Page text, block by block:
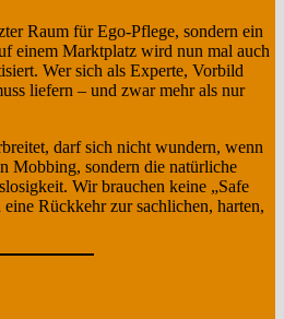
Raum für Ego-Pflege, sondern ein
einem Marktplatz wird nun mal auch
Wer sich als Experte, Vorbild
liefern – und zwar mehr als nur
darf sich nicht wundern, wenn
Mobbing, sondern die natürliche
Wir brauchen keine „Safe
eine Rückkehr zur sachlichen, harten,